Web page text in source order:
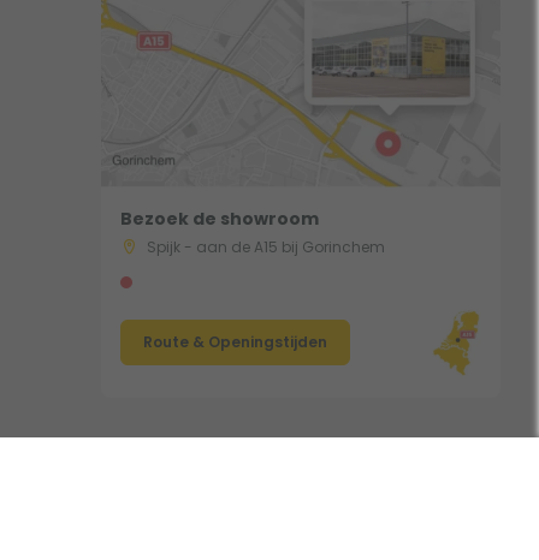
Bezoek de showroom
Spijk - aan de A15 bij Gorinchem
Route & Openingstijden